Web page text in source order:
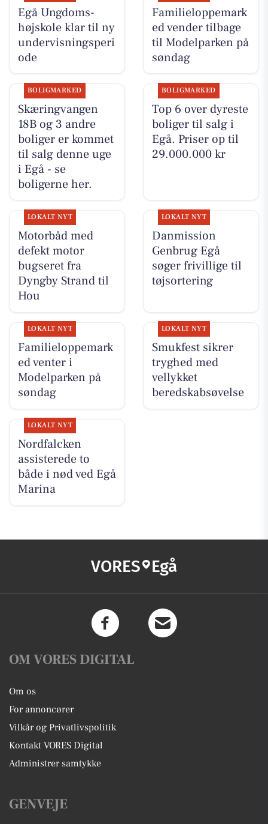
Egå Ungdoms-
højskole klar til ny
undervisningsperi
ode
Familieloppemark
ed vender tilbage
til Modelparken på
søndag
BOLIGMARKED
Skæringvangen
18B og 3 andre
boliger er kommet
til salg denne uge
i Egå - se
boligerne her.
BOLIGMARKED
Top 6 over dyreste
boliger til salg i
Egå. Priser op til
29.000.000 kr
LOKALT NYT
Motorbåd med
defekt motor
bugseret fra
Dyngby Strand til
Hou
LOKALT NYT
Danmission
Genbrug Egå
søger frivillige til
tøjsortering
LOKALT NYT
Familieloppemark
ed venter i
Modelparken på
søndag
LOKALT NYT
Smukfest sikrer
tryghed med
vellykket
beredskabsøvelse
LOKALT NYT
Nordfalcken
assisterede to
både i nød ved Egå
Marina
VORES Egå
OM VORES DIGITAL
Om os
For annoncører
Vilkår og Privatlivspolitik
Kontakt VORES Digital
Administrer samtykke
GENVEJE